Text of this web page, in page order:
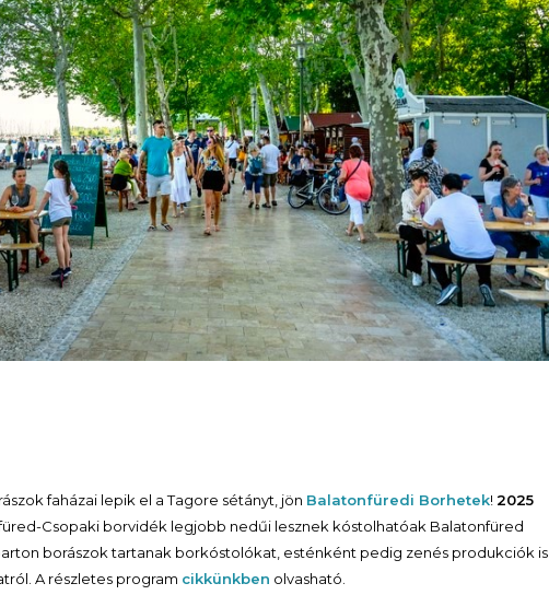
faházai lepik el a Tagore sétányt, jön Balatonfüredi Borhetek! 2025
Csopaki borvidék legjobb nedűi lesznek kóstolhatóak Balatonfüred
borászok tartanak borkóstolókat, esténként pedig zenés produkciók is
A részletes program cikkünkben olvasható.